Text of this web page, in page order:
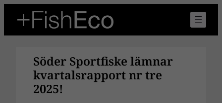
innehåll
Söder Sportfiske lämnar
kvartalsrapport nr tre
2025!